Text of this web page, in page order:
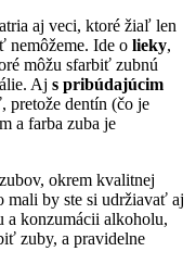
aj veci, ktoré žiaľ len
nemôžeme. Ide o lieky,
môžu sfarbiť zubnú
Aj s pribúdajúcim
pretože dentín (čo je
a farba zuba je
okrem kvalitnej
mali by ste si udržiavať aj
a konzumácii alkoholu,
zuby, a pravidelne